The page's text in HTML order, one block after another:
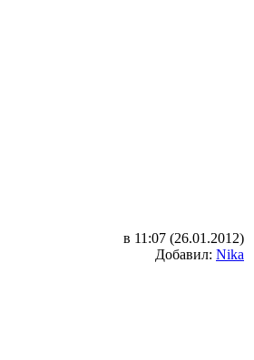
в 11:07 (26.01.2012)
Добавил: Nika